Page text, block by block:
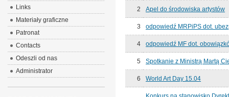
2 Apel do środowiska artystów
3 odpowiedź MRPiPS dot.
4 odpowiedź MF dot.
5 Spotkanie z Ministrą Martą
6 World Art Day 15.04
Links
Materiały graficzne
Patronat
Contacts
Odeszli od nas
Administrator